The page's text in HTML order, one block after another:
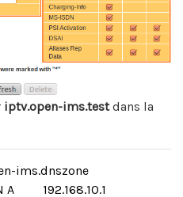
iptv.open-ims.testdans la
ims.dnszone